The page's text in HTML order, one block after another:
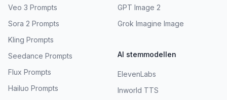
Veo 3 Prompts
Sora 2 Prompts
Kling Prompts
Seedance Prompts
Flux Prompts
Hailuo Prompts
GPT Image 2
Grok Imagine Image
AI stemmodellen
ElevenLabs
Inworld TTS